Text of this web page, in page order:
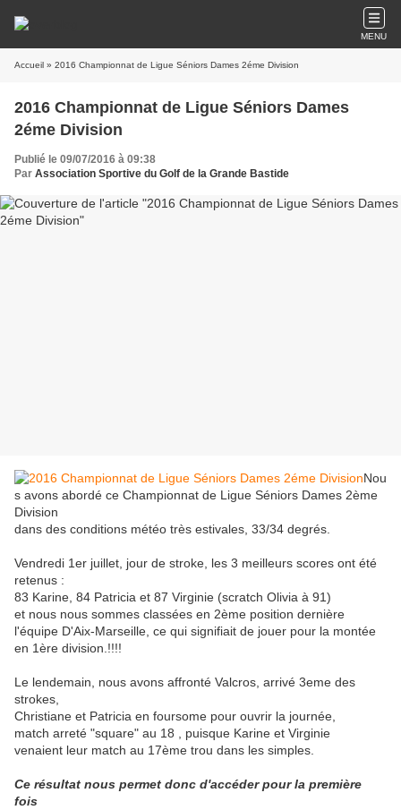
MENU
Accueil » 2016 Championnat de Ligue Séniors Dames 2éme Division
2016 Championnat de Ligue Séniors Dames
2éme Division
Publié le 09/07/2016 à 09:38
Par Association Sportive du Golf de la Grande Bastide
Nou
s avons abordé ce Championnat de Ligue Séniors Dames 2ème
Division
dans des conditions météo très estivales, 33/34 degrés.
Vendredi 1er juillet, jour de stroke, les 3 meilleurs scores ont été
retenus :
83 Karine, 84 Patricia et 87 Virginie (scratch Olivia à 91)
et nous nous sommes classées en 2ème position dernière
l'équipe D'Aix-Marseille, ce qui signifiait de jouer pour la montée
en 1ère division.!!!!
Le lendemain, nous avons affronté Valcros, arrivé 3eme des
strokes,
Christiane et Patricia en foursome pour ouvrir la journée,
match arreté "square" au 18 , puisque Karine et Virginie
venaient leur match au 17ème trou dans les simples.
Ce résultat nous permet donc d'accéder pour la première
fois